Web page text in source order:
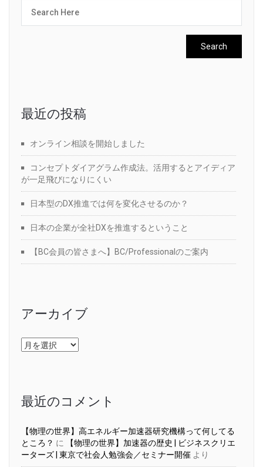
最近の投稿
オンライン相談を開始しました
コンセプトダイアグラム作成法。活用するとアイディア
が一足飛びになりにくい
日本型のDX推進では何を変化させるのか？
日本の企業が全社DXを推進するということ
【BC会員の皆さまへ】BC/Professionalのご案内
アーカイブ
ア
ー
最近のコメント
【物理の世界】高エネルギー加速器研究機構って何してる
ところ？ に
【物理の世界】加速器の歴史 | ビジネスクリエ
ーターズ | 東京で社会人勉強会／セミナー開催 より